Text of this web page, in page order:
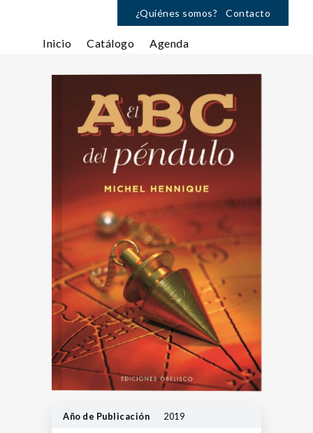
¿Quiénes somos? Contacto
Inicio Catálogo Agenda
Año de Publicación 2019